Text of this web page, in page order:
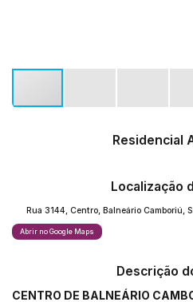
Residencial
Localização
Rua 3144 Centro Balneário Camboriú
Abrir no Google Maps
Descrição
CENTRO DE BALNEÁRIO